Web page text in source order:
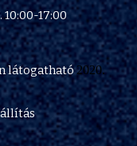
17:00
látogatható2020.